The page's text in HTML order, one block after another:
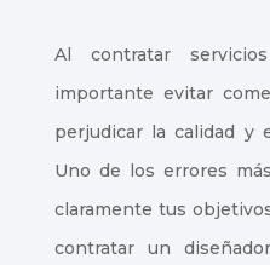
Al contratar
importante evitar
perjudicar la calidad y
Uno de los errores
claramente tus
contratar un